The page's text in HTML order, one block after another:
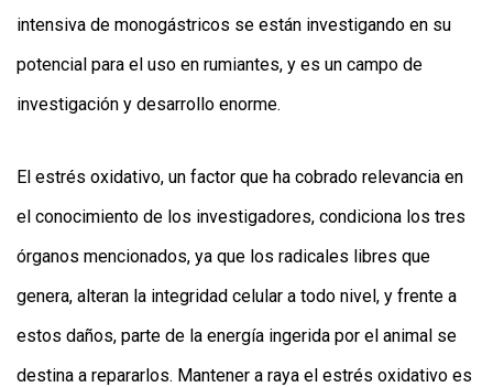
intensiva de monogástricos se están investigando en su
potencial para el uso en rumiantes, y es un campo de
investigación y desarrollo enorme.
El estrés oxidativo, un factor que ha cobrado relevancia en
el conocimiento de los investigadores, condiciona los tres
órganos mencionados, ya que los radicales libres que
genera, alteran la integridad celular a todo nivel, y frente a
estos daños, parte de la energía ingerida por el animal se
destina a repararlos. Mantener a raya el estrés oxidativo es